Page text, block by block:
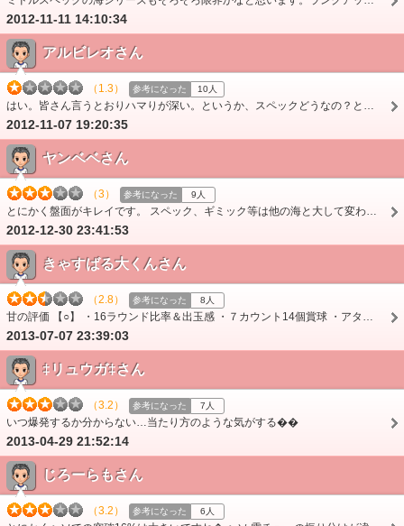
2012-11-11 14:10:34
アルビレオさん
（1.3） 参考になった 10人
はい。皆さん言うとおりハマりが深い。というか、スペックどうなの？と疑問を抱く台。ランクアップのクジラッキーボーナスは新しい試みだし、良かったかな？とは思うけど…
2012-11-07 19:20:35
ヤンベベさん
（3） 参考になった 9人
とにかく盤面がキレイです。 スペック、ギミック等は他の海と大して変わらないでしょう 盤面のキレイさだけで打っています。
2012-12-30 23:41:53
きゃすばる大くんさん
（2.8） 参考になった 8人
甘の評価 【○】 ・16ラウンド比率＆出玉感 ・７カウント14個賞球 ・アタッカー性能 ・通常時、不意に来るカニ役物からの保留変化でビックリ＆ドキドキ♪ ・映像キ…
2013-07-07 23:39:03
‡リュウガ‡さん
（3.2） 参考になった 7人
いつ爆発するか分からない…当たり方のような気がする��
2013-04-29 21:52:14
じろーらもさん
（3.2） 参考になった 6人